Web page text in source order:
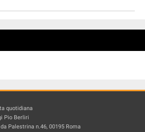
quotidiana
Pio Berliri
Palestrina n.46, 00195 Roma